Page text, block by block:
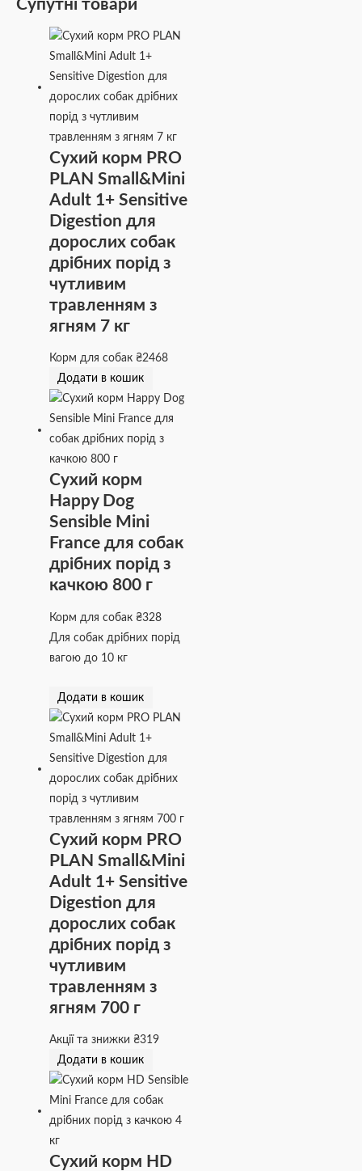
Супутні товари
Сухий корм PRO
PLAN Small&Mini
Adult 1+ Sensitive
Digestion для
дорослих собак
дрібних порід з
чутливим
травленням з
ягням 7 кг
Корм для собак₴2468
Додати в кошик
Сухий корм
Happy Dog
Sensible Mini
France для собак
дрібних порід з
качкою 800 г
Корм для собак₴328
Для собак дрібних порід
вагою до 10 кг
Додати в кошик
Сухий корм PRO
PLAN Small&Mini
Adult 1+ Sensitive
Digestion для
дорослих собак
дрібних порід з
чутливим
травленням з
ягням 700 г
Акції та знижки₴319
Додати в кошик
Сухий корм HD